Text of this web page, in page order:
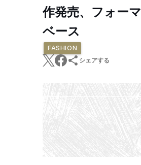
作発売、フォー
ベース
FASHION
シェアする